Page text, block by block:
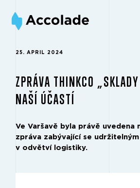
25. APRIL 2024
ZPRÁVA THINKCO
NAŠÍ ÚČASTÍ
Ve Varšavě byla právě uvedena
zpráva zabývající se
v odvětví logistiky.